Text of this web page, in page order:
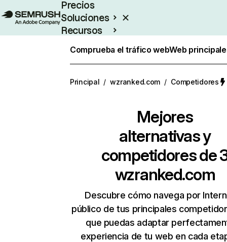
Precios
Soluciones
Recursos
Comprueba el tráfico webWeb
Principal / wzranked.com / Competidores
Mejores
alternativas y
competidores de
wzranked.com
Descubre cómo navega por
público de tus principales
que puedas adaptar
experiencia de tu web en cada